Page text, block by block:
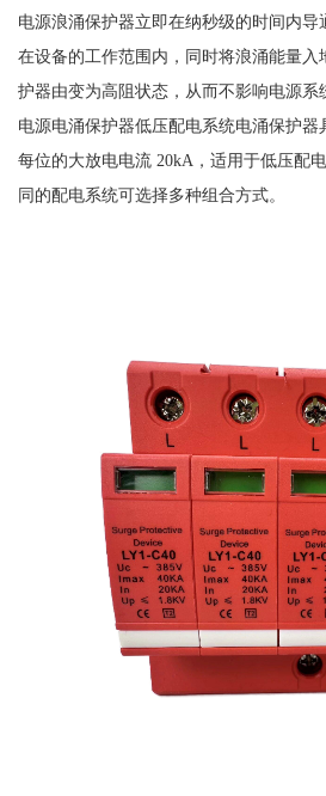
电源浪涌保护器立即在纳秒级的时间内导
在设备的工作范围内，同时将浪涌能量入
护器由变为高阻状态，从而不影响电源系
电源电涌保护器低压配电系统电涌保护器
每位的大放电电流 20kA，适用于低压配
同的配电系统可选择多种组合方式。